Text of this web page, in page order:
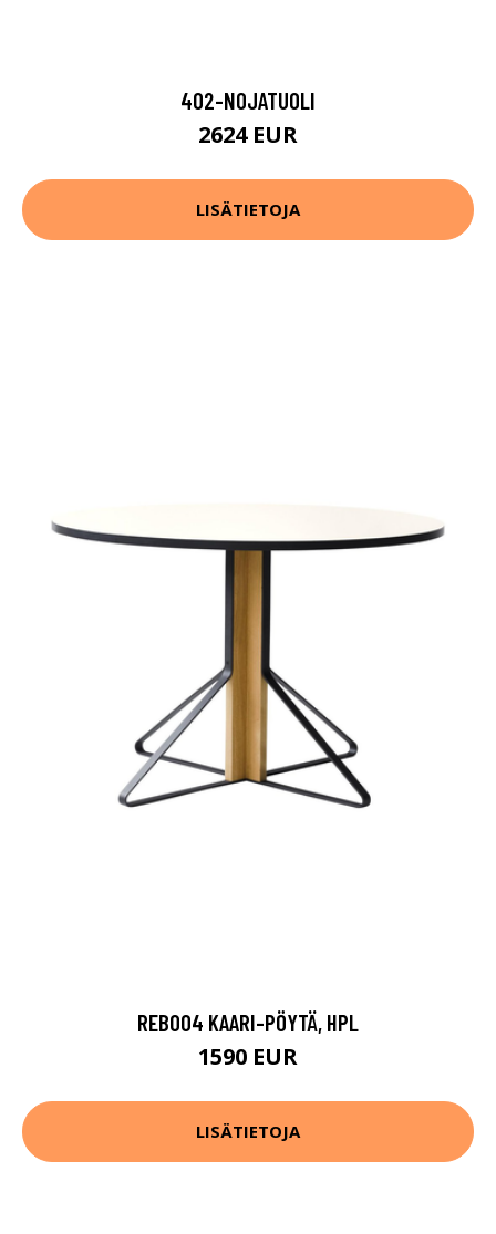
402-NOJATUOLI
2624 EUR
LISÄTIETOJA
REB004 KAARI-PÖYTÄ, HPL
1590 EUR
LISÄTIETOJA